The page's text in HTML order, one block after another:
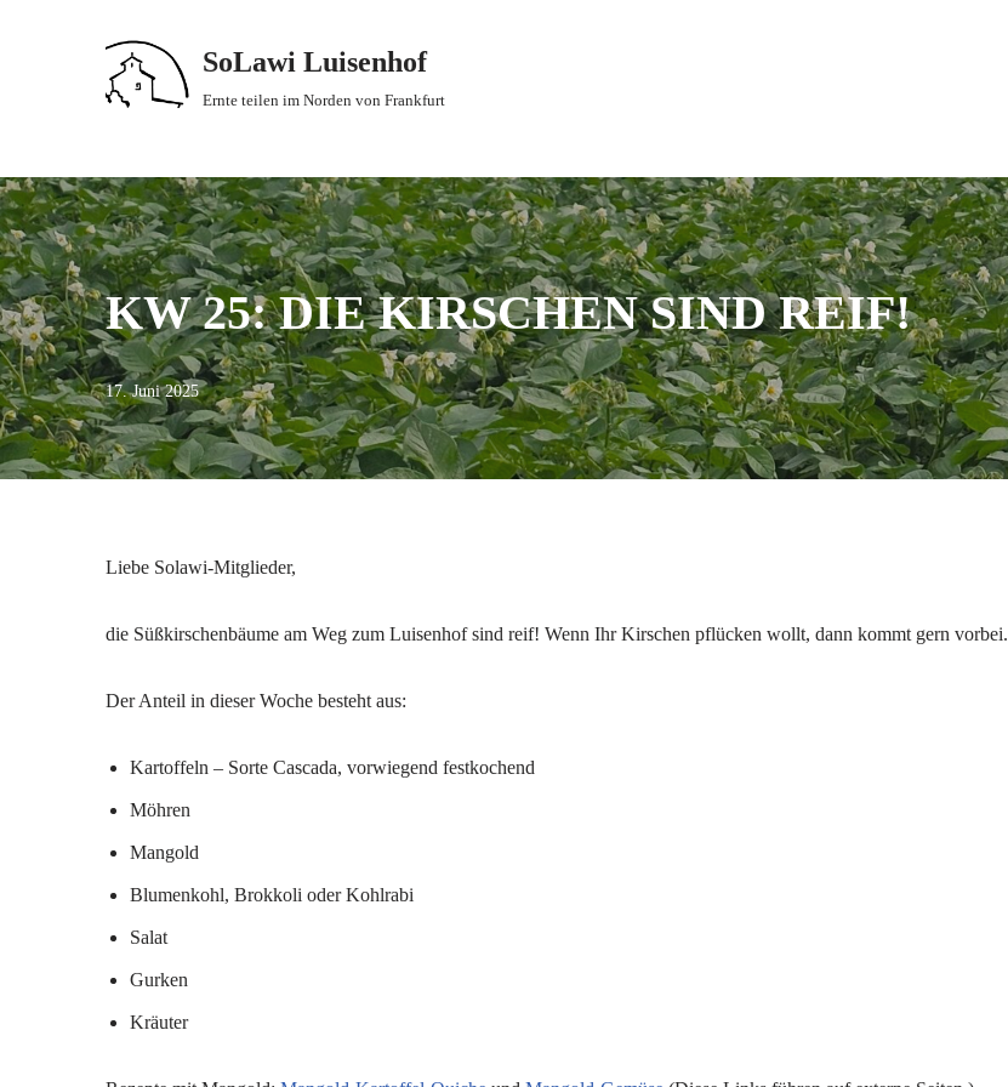
SoLawi Luisenhof
Ernte teilen im Norden von Frankfurt
KW 25: DIE KIRSCHEN SIND REIF!
17. Juni 2025
Liebe Solawi-Mitglieder,
die Süßkirschenbäume am Weg zum Luisenhof sind reif! Wenn Ihr Kirschen pflücken wollt, dann kommt gern vorbei.
Der Anteil in dieser Woche besteht aus:
Kartoffeln – Sorte Cascada, vorwiegend festkochend
Möhren
Mangold
Blumenkohl, Brokkoli oder Kohlrabi
Salat
Gurken
Kräuter